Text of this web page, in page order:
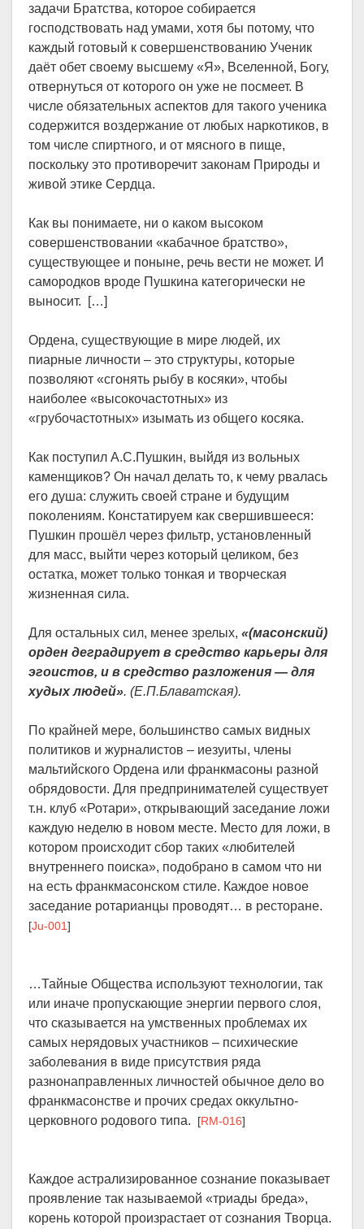
задачи Братства, которое собирается
господствовать над умами, хотя бы потому, что
каждый готовый к совершенствованию Ученик
даёт обет своему высшему «Я», Вселенной, Богу,
отвернуться от которого он уже не посмеет. В
числе обязательных аспектов для такого ученика
содержится воздержание от любых наркотиков, в
том числе спиртного, и от мясного в пище,
поскольку это противоречит законам Природы и
живой этике Сердца.
Как вы понимаете, ни о каком высоком
совершенствовании «кабачное братство»,
существующее и поныне, речь вести не может. И
самородков вроде Пушкина категорически не
выносит. […]
Ордена, существующие в мире людей, их
пиарные личности – это структуры, которые
позволяют «сгонять рыбу в косяки», чтобы
наиболее «высокочастотных» из
«грубочастотных» изымать из общего косяка.
Как поступил А.С.Пушкин, выйдя из вольных
каменщиков? Он начал делать то, к чему рвалась
его душа: служить своей стране и будущим
поколениям. Констатируем как свершившееся:
Пушкин прошёл через фильтр, установленный
для масс, выйти через который целиком, без
остатка, может только тонкая и творческая
жизненная сила.
Для остальных сил, менее зрелых, «(масонский)
орден деградирует в средство карьеры для
эгоистов, и в средство разложения — для
худых людей». (Е.П.Блаватская).
По крайней мере, большинство самых видных
политиков и журналистов – иезуиты, члены
мальтийского Ордена или франкмасоны разной
обрядовости. Для предпринимателей существует
т.н. клуб «Ротари», открывающий заседание ложи
каждую неделю в новом месте. Место для ложи, в
котором происходит сбор таких «любителей
внутреннего поиска», подобрано в самом что ни
на есть франкмасонском стиле. Каждое новое
заседание ротарианцы проводят… в ресторане.
[Ju-001]
…Тайные Общества используют технологии, так
или иначе пропускающие энергии первого слоя,
что сказывается на умственных проблемах их
самых нерядовых участников – психические
заболевания в виде присутствия ряда
разнонаправленных личностей обычное дело во
франкмасонстве и прочих средах оккультно-
церковного родового типа. [RM-016]
Каждое астрализированное сознание показывает
проявление так называемой «триады бреда»,
корень которой произрастает от сознания Творца.